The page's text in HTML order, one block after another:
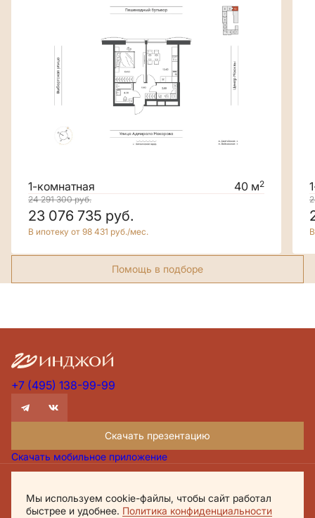
1-комнатная 40 м2
24 291 300руб.
23 076 735 руб.
В ипотеку от 98 431 руб./мес.
Помощь в подборе
+7 (495) 138-99-99
Скачать презентацию
Скачать мобильное приложение
Политика обработки персональных данных
Обращаем внимание, что настоящий материал носит исключительно
Мы используем cookie-файлы, чтобы сайт работал
быстрее и удобнее. Политика конфиденциальности